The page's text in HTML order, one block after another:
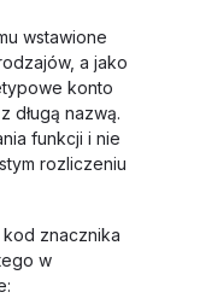
wstawione
a jako
konto
długą nazwą.
funkcji i nie
rozliczeniu
znacznika
w